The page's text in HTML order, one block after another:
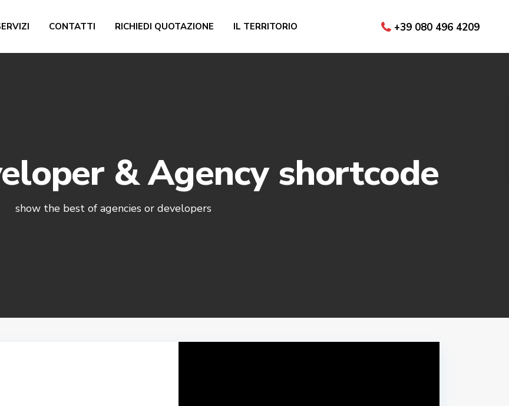
+39 080 496 4209
CONTATTI RICHIEDI QUOTAZIONE IL TERRITORIO
& Agency shortcode
show the best of agencies or developers